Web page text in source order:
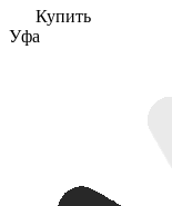
Купить
Уфа